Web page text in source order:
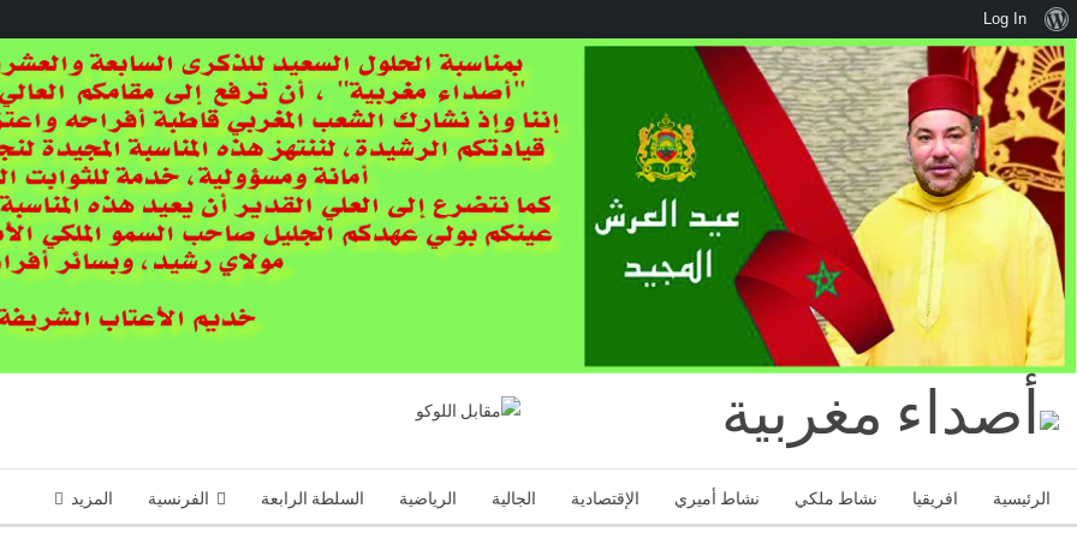
نبذة
عن
ووردبريس
Log In
الرئيسية افريقيا نشاط ملكي نشاط أميري الإقتصادية الجالية الرياضية السلطة الرابعة الفرنسية المزيد